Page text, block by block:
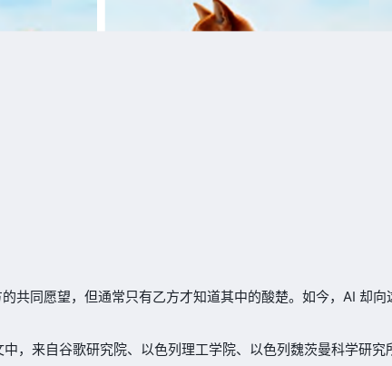
共同愿望，但通常只有乙方才知道其中的酸楚。如今，AI 却向
，来自谷歌研究院、以色列理工学院、以色列魏茨曼科学研究